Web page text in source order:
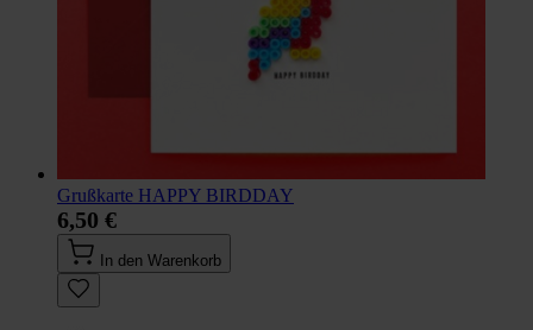
Grußkarte HAPPY BIRDDAY
6,50 €
In den Warenkorb